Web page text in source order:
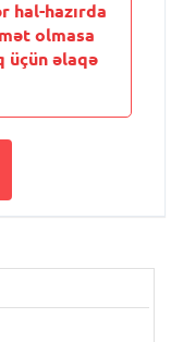
hal-hazırda
olmasa
üçün əlaqə